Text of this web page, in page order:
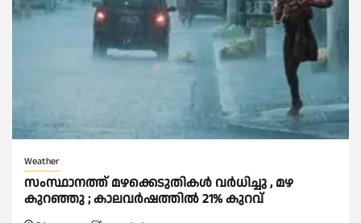
Weather
സംസ്ഥാനത്ത് മഴക്കെടുതികള്‍ വര്‍ധിച്ചു , മഴ
കുറഞ്ഞു ; കാലവര്‍ഷത്തില്‍ 21% കുറവ്